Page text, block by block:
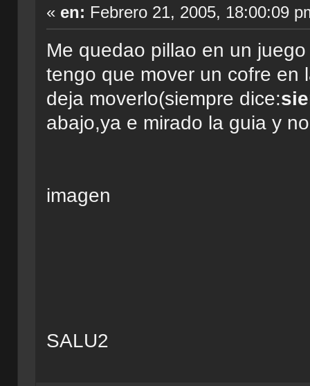
« en: Febrero 21, 2005, 18:00:09
Me quedao pillao en un
tengo que mover un cofre en
deja moverlo(siempre dice:
abajo,ya e mirado la guia y
imagen
SALU2